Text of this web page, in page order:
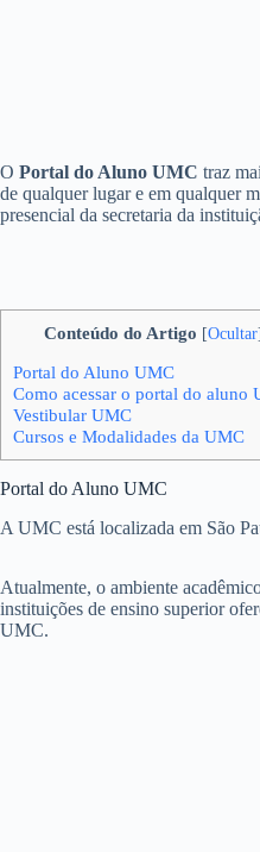
O Portal do Aluno UMC traz
de qualquer lugar e em qualquer
presencial da secretaria da
Conteúdo do Artigo [Ocultar
Portal do Aluno UMC
Como acessar o portal do aluno
Vestibular UMC
Cursos e Modalidades da UMC
Portal do Aluno UMC
A UMC está localizada em São
Atualmente, o ambiente
instituições de ensino superior
UMC.